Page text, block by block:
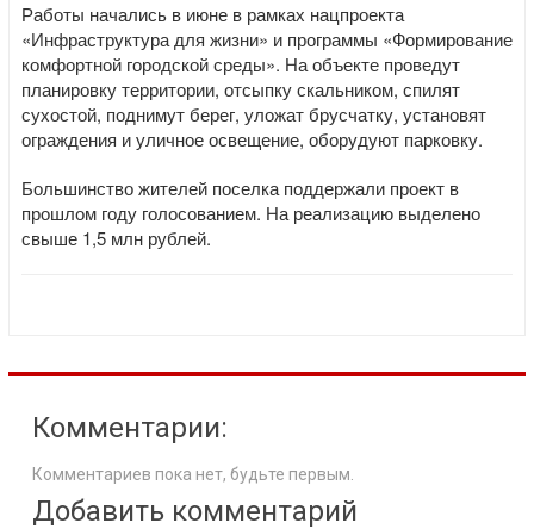
Работы начались в июне в рамках нацпроекта
«Инфраструктура для жизни» и программы «Формирование
комфортной городской среды». На объекте проведут
планировку территории, отсыпку скальником, спилят
сухостой, поднимут берег, уложат брусчатку, установят
ограждения и уличное освещение, оборудуют парковку.
Большинство жителей поселка поддержали проект в
прошлом году голосованием. На реализацию выделено
свыше 1,5 млн рублей.
Комментарии:
Комментариев пока нет, будьте первым.
Добавить комментарий